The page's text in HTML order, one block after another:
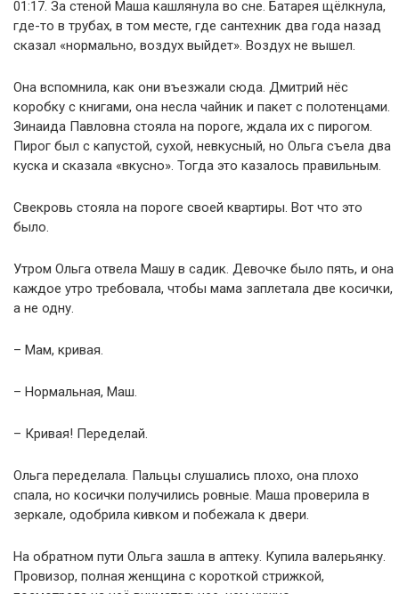
01:17. За стеной Маша кашлянула во сне. Батарея щёлкнула,
где-то в трубах, в том месте, где сантехник два года назад
сказал «нормально, воздух выйдет». Воздух не вышел.
Она вспомнила, как они въезжали сюда. Дмитрий нёс
коробку с книгами, она несла чайник и пакет с полотенцами.
Зинаида Павловна стояла на пороге, ждала их с пирогом.
Пирог был с капустой, сухой, невкусный, но Ольга съела два
куска и сказала «вкусно». Тогда это казалось правильным.
Свекровь стояла на пороге своей квартиры. Вот что это
было.
Утром Ольга отвела Машу в садик. Девочке было пять, и она
каждое утро требовала, чтобы мама заплетала две косички,
а не одну.
– Мам, кривая.
– Нормальная, Маш.
– Кривая! Переделай.
Ольга переделала. Пальцы слушались плохо, она плохо
спала, но косички получились ровные. Маша проверила в
зеркале, одобрила кивком и побежала к двери.
На обратном пути Ольга зашла в аптеку. Купила валерьянку.
Провизор, полная женщина с короткой стрижкой,